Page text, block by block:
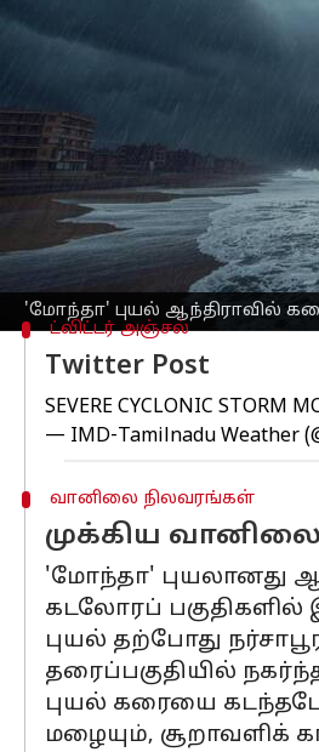
'மோந்தா' புயல் ஆந்திராவில்
வங்கக்கடலில்
கரையை
கரையை
வலுவிழந்துள்ளதாக
'மோந்தா' புயல்
மையம்
புயலின்
ட்விட்டர் அஞ்சல்
Twitter Post
SEVERE CYCLONIC STORM
— IMD-Tamilnadu Weather
வானிலை நிலவரங்கள்
முக்கிய
'மோந்தா' புயலானது
கடலோரப் பகுதிகளில்
புயல் தற்போது
தரைப்பகுதியில்
புயல் கரையை
மழையும், சூறாவளிக்